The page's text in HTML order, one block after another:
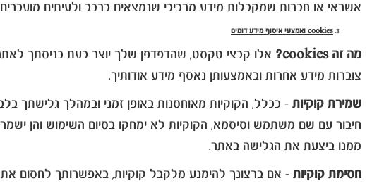
אשראי או חברות שמקבלות מידע מרכיבי שנמצאים ברכב ולעיתים מועברים
cookies ואמצעי איסוף מידע דומים
מה זהcookies
? אלו קבצי טקסט, שהדפדפן שלך יוצר בעת כניסתך לאתר
צוברות מידע אחרות ובאמצעותן נאסף מידע אודותיך.
שמירת קוקיות - ככלל, הקוקיות מאוחסנות באופן זמני ובמהלך גלישתך
חיבור עם שם משתמש וסיסמא, הקוקיות לא ימחקו בסיום השימוש והן
ממנו ביצעת את הגלישה באתר.
חסימת קוקיות ­­­­­- אם ברצונך להימנע מלקבל קוקיות, באפשרותך לחסום את